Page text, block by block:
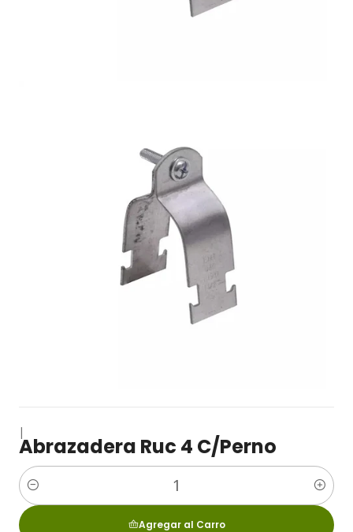
|
Abrazadera Ruc 4 C/Perno
Cantidad
Agregar al Carro